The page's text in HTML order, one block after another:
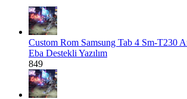
Custom Rom Samsung Tab 4 Sm-T230
Eba Destekli Yazılım
849